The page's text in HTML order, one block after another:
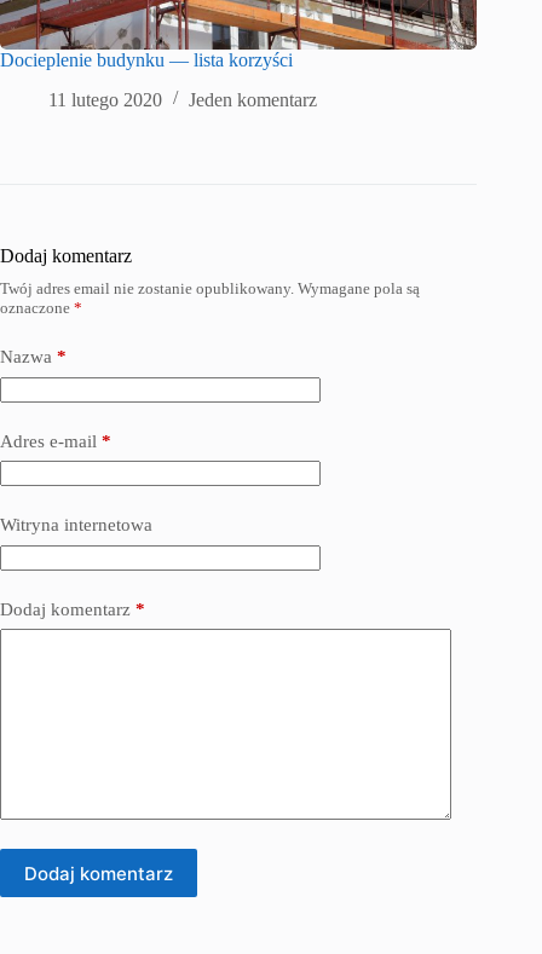
Docieplenie budynku — lista korzyści
11 lutego 2020
Jeden komentarz
Dodaj komentarz
Twój adres email nie zostanie opublikowany. Wymagane pola są
oznaczone *
Nazwa *
Adres e-mail *
Witryna internetowa
Dodaj komentarz *
Dodaj komentarz